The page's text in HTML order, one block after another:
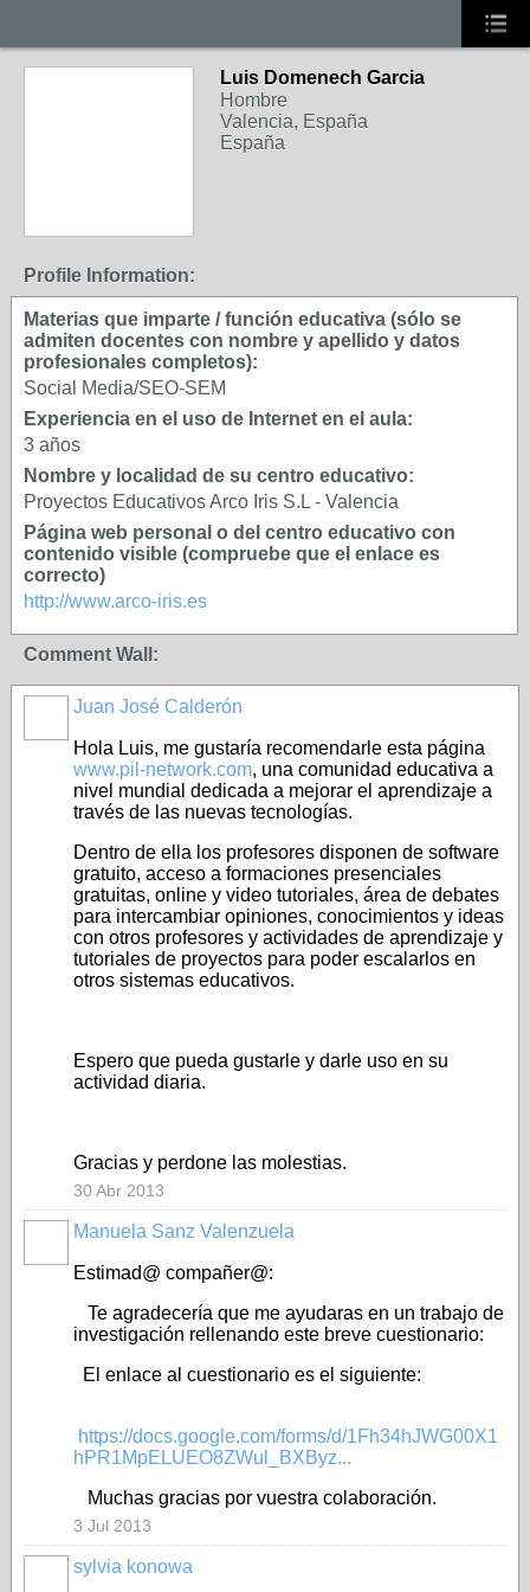
Luis Domenech Garcia
Hombre
Valencia, España
España
Profile Information:
Materias que imparte / función educativa (sólo se
admiten docentes con nombre y apellido y datos
profesionales completos):
Social Media/SEO-SEM
Experiencia en el uso de Internet en el aula:
3 años
Nombre y localidad de su centro educativo:
Proyectos Educativos Arco Iris S.L - Valencia
Página web personal o del centro educativo con
contenido visible (compruebe que el enlace es
correcto)
http://www.arco-iris.es
Comment Wall:
Juan José Calderón
Hola Luis, me gustaría recomendarle esta página
www.pil-network.com, una comunidad educativa a
nivel mundial dedicada a mejorar el aprendizaje a
través de las nuevas tecnologías.
Dentro de ella los profesores disponen de software
gratuito, acceso a formaciones presenciales
gratuitas, online y video tutoriales, área de debates
para intercambiar opiniones, conocimientos y ideas
con otros profesores y actividades de aprendizaje y
tutoriales de proyectos para poder escalarlos en
otros sistemas educativos.
Espero que pueda gustarle y darle uso en su
actividad diaria.
Gracias y perdone las molestias.
30 Abr 2013
Manuela Sanz Valenzuela
Estimad@ compañer@:
Te agradecería que me ayudaras en un trabajo de
investigación rellenando este breve cuestionario:
El enlace al cuestionario es el siguiente:
https://docs.google.com/forms/d/1Fh34hJWG00X1
hPR1MpELUEO8ZWul_BXByz...
Muchas gracias por vuestra colaboración.
3 Jul 2013
sylvia konowa